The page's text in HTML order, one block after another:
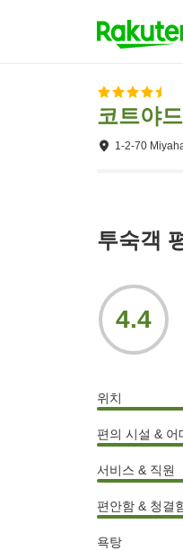
코트야
1-2-70
투숙객
4.4
위치
편의 시설 & 어
서비스 & 직원
편안함 & 청결
욕탕